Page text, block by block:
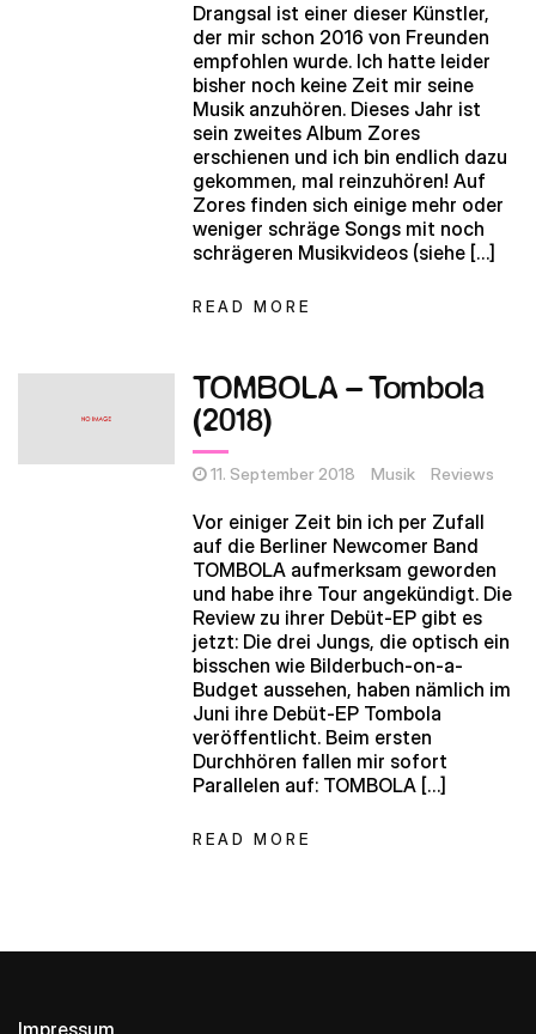
Drangsal ist einer dieser Künstler,
der mir schon 2016 von Freunden
empfohlen wurde. Ich hatte leider
bisher noch keine Zeit mir seine
Musik anzuhören. Dieses Jahr ist
sein zweites Album Zores
erschienen und ich bin endlich dazu
gekommen, mal reinzuhören! Auf
Zores finden sich einige mehr oder
weniger schräge Songs mit noch
schrägeren Musikvideos (siehe […]
READ MORE
TOMBOLA – Tombola
(2018)
11. September 2018 Musik Reviews
Vor einiger Zeit bin ich per Zufall
auf die Berliner Newcomer Band
TOMBOLA aufmerksam geworden
und habe ihre Tour angekündigt. Die
Review zu ihrer Debüt-EP gibt es
jetzt: Die drei Jungs, die optisch ein
bisschen wie Bilderbuch-on-a-
Budget aussehen, haben nämlich im
Juni ihre Debüt-EP Tombola
veröffentlicht. Beim ersten
Durchhören fallen mir sofort
Parallelen auf: TOMBOLA […]
READ MORE
Impressum